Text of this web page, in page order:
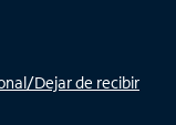
Dejar de recibir